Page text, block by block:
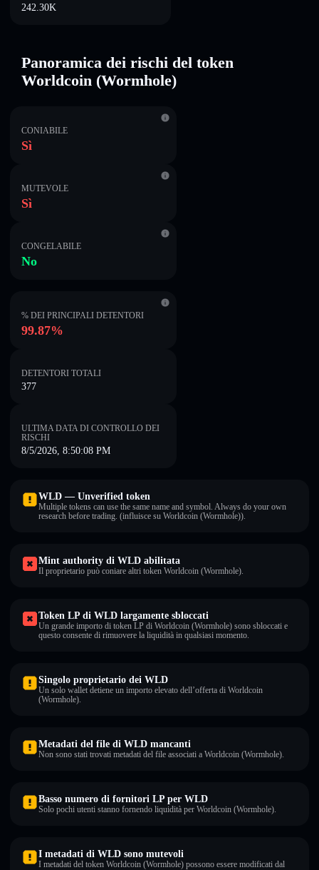
242.30K
Panoramica dei rischi del token
Worldcoin (Wormhole)
CONIABILE
Sì
MUTEVOLE
Sì
CONGELABILE
No
% DEI PRINCIPALI DETENTORI
99.87%
DETENTORI TOTALI
377
ULTIMA DATA DI CONTROLLO DEI
RISCHI
8/5/2026, 8:50:08 PM
WLD — Unverified token
Multiple tokens can use the same name and symbol. Always do your own
research before trading. (influisce su Worldcoin (Wormhole)).
Mint authority di WLD abilitata
Il proprietario può coniare altri token Worldcoin (Wormhole).
Token LP di WLD largamente sbloccati
Un grande importo di token LP di Worldcoin (Wormhole) sono sbloccati e
questo consente di rimuovere la liquidità in qualsiasi momento.
Singolo proprietario dei WLD
Un solo wallet detiene un importo elevato dell’offerta di Worldcoin
(Wormhole).
Metadati del file di WLD mancanti
Non sono stati trovati metadati del file associati a Worldcoin (Wormhole).
Basso numero di fornitori LP per WLD
Solo pochi utenti stanno fornendo liquidità per Worldcoin (Wormhole).
I metadati di WLD sono mutevoli
I metadati del token Worldcoin (Wormhole) possono essere modificati dal